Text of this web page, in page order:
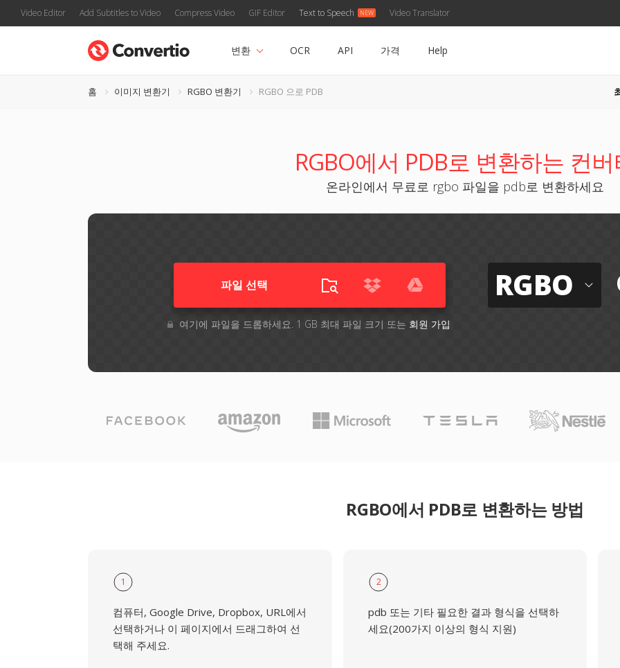
Video Editor Add Subtitles to Video Compress Video GIF Editor Text to Speech Video Translator
변환 OCR API 가격 Help
홈 이미지 변환기 RGBO 변환기 RGBO 으로 PDB
RGBO에서 PDB로 변환하는 컨버
온라인에서 무료로 rgbo 파일을 pdb로 변환하세요
파일 선택
여기에 파일을 드롭하세요. 1 GB 최대 파일 크기 또는 회원 가입
RGBO
RGBO에서 PDB로 변환하는 방법
1
컴퓨터, Google Drive, Dropbox, URL에서
선택하거나 이 페이지에서 드래그하여 선
택해 주세요.
2
pdb 또는 기타 필요한 결과 형식을 선택하
세요(200가지 이상의 형식 지원)